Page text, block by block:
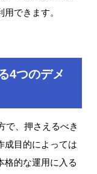
できます。
4つのデメ
で、押さえるべき
成目的によっては
格的な運用に入る